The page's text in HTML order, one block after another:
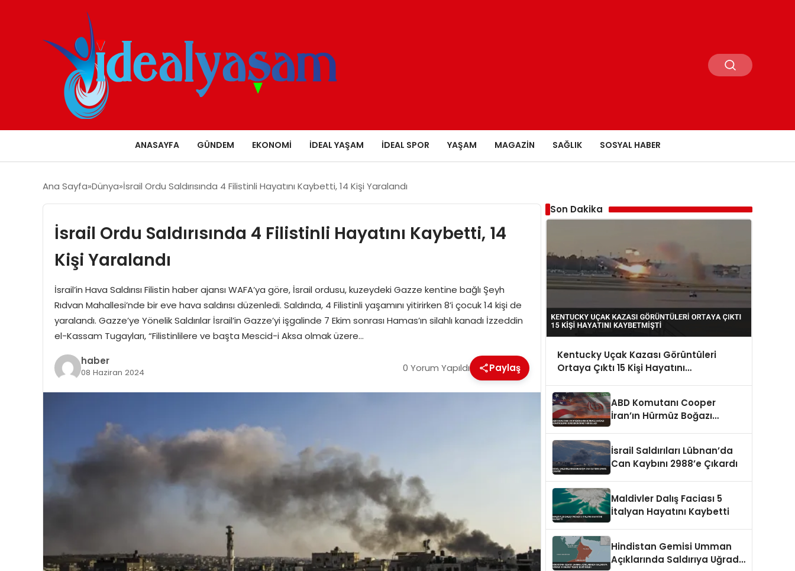
ANASAYFA GÜNDEM EKONOMI İDEAL YAŞAM İDEAL SPOR YAŞAM MAGAZIN SAĞLIK SOSYAL HABER
Ana Sayfa Dünya İsrail Ordu Saldırısında 4 Filistinli Hayatını Kaybetti, 14 Kişi Yaralandı
İsrail Ordu Saldırısında 4 Filistinli Hayatını Kaybetti, 14
Kişi Yaralandı
İsrail’in Hava Saldırısı Filistin haber ajansı WAFA’ya göre, İsrail ordusu, kuzeydeki Gazze kentine bağlı Şeyh
Rıdvan Mahallesi’nde bir eve hava saldırısı düzenledi. Saldırıda, 4 Filistinli yaşamını yitirirken 8’i çocuk 14 kişi de
yaralandı. Gazze’ye Yönelik Saldırılar İsrail’in Gazze’yi işgalinde 7 Ekim sonrası Hamas’ın silahlı kanadı İzzeddin
el-Kassam Tugayları, “Filistinlilere ve başta Mescid-i Aksa olmak üzere…
haber
08 Haziran 2024 0 Yorum Yapıldı Paylaş
Son Dakika
Kentucky Uçak Kazası Görüntüleri
Ortaya Çıktı 15 Kişi Hayatını
ABD Komutanı Cooper
İran’ın Hürmüz Boğazı
İsrail Saldırıları Lübnan’da
Can Kaybını 2988’e Çıkardı
Maldivler Dalış Faciası 5
İtalyan Hayatını Kaybetti
Hindistan Gemisi Umman
Açıklarında Saldırıya Uğradı